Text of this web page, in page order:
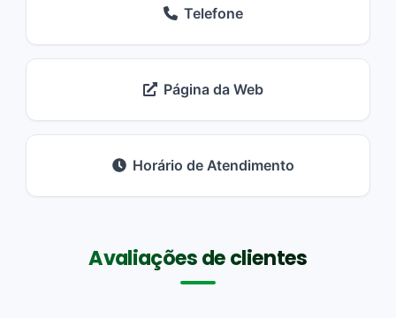
Telefone
Página da Web
Horário de Atendimento
Avaliações de clientes